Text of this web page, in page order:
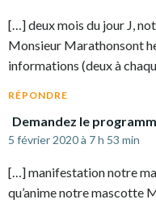
[…] deux mois du jour J,
Monsieur Marathonsont
informations (deux à
RÉPONDRE
Demandez le
5 février 2020 à 7 h 53 min
[…] manifestation notre
qu’anime notre mascotte